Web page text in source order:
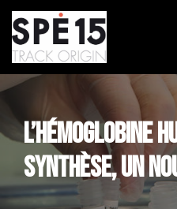
Aller
au
contenu
L’HÉMOGLOBINE
SYNTHÈSE, UN